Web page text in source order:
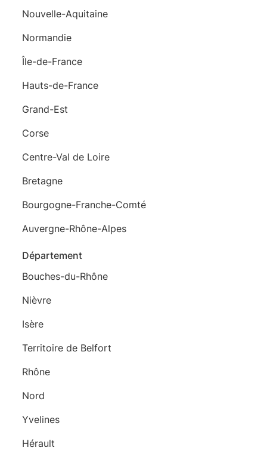
Nouvelle-Aquitaine
Normandie
Île-de-France
Hauts-de-France
Grand-Est
Corse
Centre-Val de Loire
Bretagne
Bourgogne-Franche-Comté
Auvergne-Rhône-Alpes
Département
Bouches-du-Rhône
Nièvre
Isère
Territoire de Belfort
Rhône
Nord
Yvelines
Hérault